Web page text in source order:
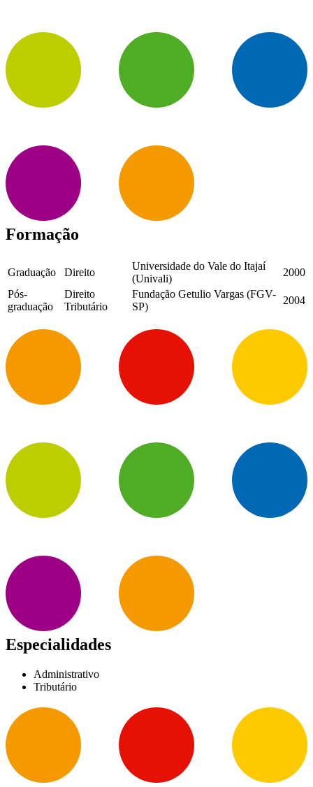
Formação
Graduação Direito
Universidade do Vale do Itajaí
(Univali)
2000
Pós-
graduação
Direito
Tributário
Fundação Getulio Vargas (FGV-
SP)
2004
Especialidades
Administrativo
Tributário